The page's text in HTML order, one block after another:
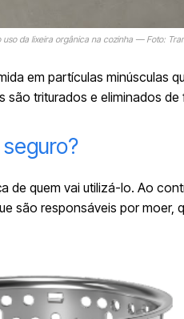
uso da lixeira orgânica na cozinha — Foto:
em partículas minúsculas
triturados e eliminados de
de quem vai utilizá-lo. Ao
são responsáveis por moer,